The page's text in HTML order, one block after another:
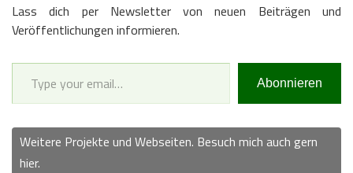
Lass dich per Newsletter von neuen Beiträgen und
Veröffentlichungen informieren.
Type your email…
Abonnieren
Weitere Projekte und Webseiten. Besuch mich auch gern
hier.